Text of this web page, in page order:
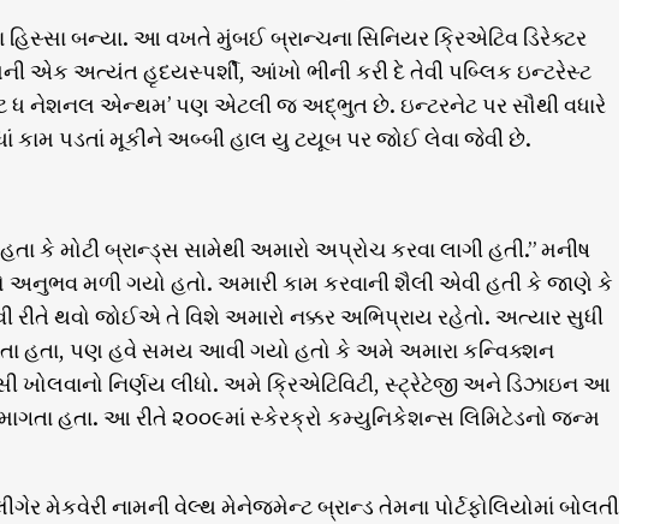
બન્યા. આ વખતે મુંબઈ બ્રાન્ચના સિનિયર ક્રિએટિવ ડિરેક્ટર
એક અત્યંત હૃદયસ્પર્શી, આંખો ભીની કરી દે તેવી પબ્લિક ઇન્ટરેસ્ટ
ધ નેશનલ એન્થમ’ પણ એટલી જ અદ્ભુત છે. ઇન્ટરનેટ પર સૌથી વધારે
પડતાં મૂકીને અબ્બી હાલ યુ ટયૂબ પર જોઈ લેવા જેવી છે.
મોટી બ્રાન્ડ્સ સામેથી અમારો અપ્રોચ કરવા લાગી હતી.” મનીષ
મળી ગયો હતો. અમારી કામ કરવાની શૈલી એવી હતી કે જાણે કે
થવો જોઈએ તે વિશે અમારો નક્કર અભિપ્રાય રહેતો. અત્યાર સુધી
હતા, પણ હવે સમય આવી ગયો હતો કે અમે અમારા કન્વિક્શન
નિર્ણય લીધો. અમે ક્રિએટિવિટી, સ્ટ્રેટેજી અને ડિઝાઇન આ
હતા. આ રીતે ૨૦૦૯માં સ્કેરક્રો કમ્યુનિકેશન્સ લિમિટેડનો જન્મ
નામની વેલ્થ મેનેજમેન્ટ બ્રાન્ડ તેમના પોર્ટફોલિયોમાં બોલતી